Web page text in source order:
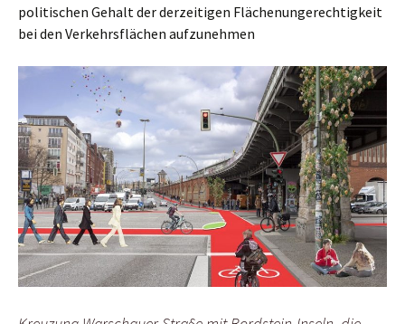
politischen Gehalt der derzeitigen Flächenungerechtigkeit
bei den Verkehrsflächen aufzunehmen